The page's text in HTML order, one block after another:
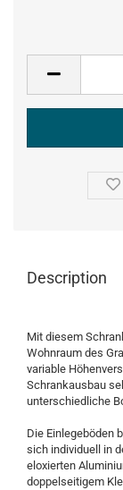
Description
Mit diesem
Wohnraum des
variable
Schrankausbau
unterschiedliche
Die Einlegeböden
sich individuell in
eloxierten
doppelseitigem